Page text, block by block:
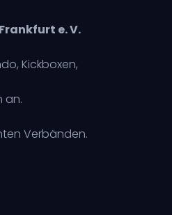
e. V.
Kickboxen,
an.
Verbänden.